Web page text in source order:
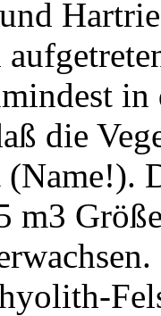
in
die
m3